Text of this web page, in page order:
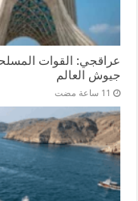
عراقجي: القوات
جيوش العالم